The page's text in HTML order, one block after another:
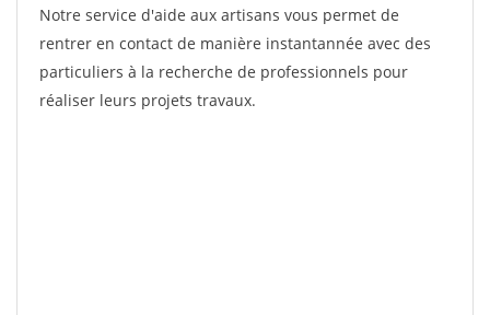
Notre service d'aide aux artisans vous permet de
rentrer en contact de manière instantannée avec des
particuliers à la recherche de professionnels pour
réaliser leurs projets travaux.